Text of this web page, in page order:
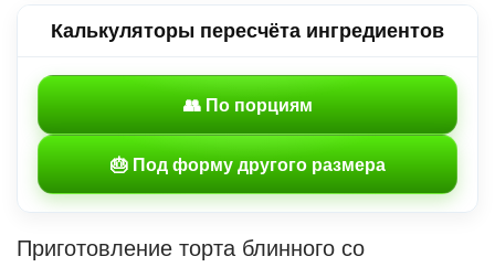
Калькуляторы пересчёта ингредиентов
👥 По порциям
🎂 Под форму другого размера
Приготовление торта блинного со